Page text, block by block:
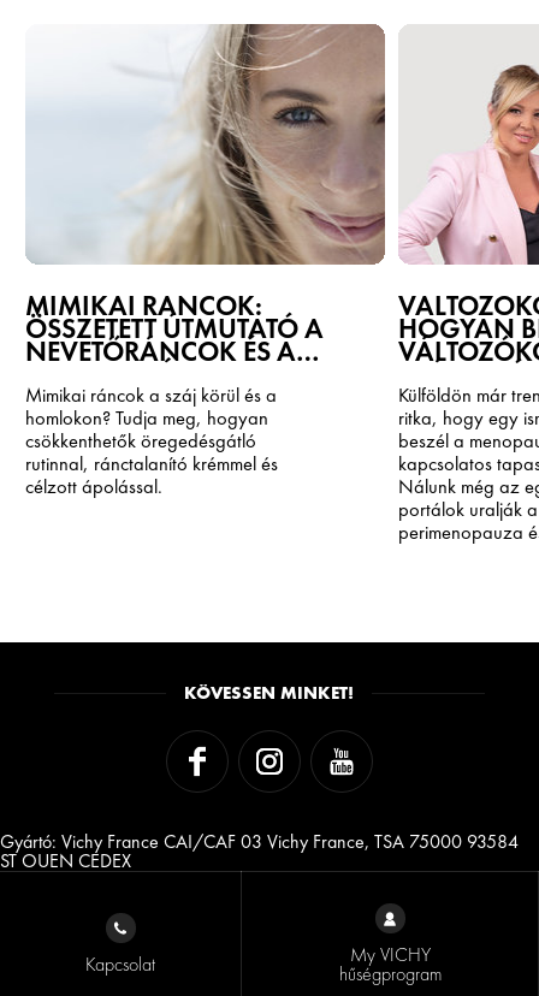
MIMIKAI RÁNCOK:
ÖSSZETETT ÚTMUTATÓ A
NEVETŐRÁNCOK ÉS A
HOMLOKRÁNCOK
MEGELŐZÉSÉÉRT ÉS
KORREKCIÓJÁÉRT
Mimikai ráncok a száj körül és a
homlokon? Tudja meg, hogyan
csökkenthetők öregedésgátló
rutinnal, ránctalanító krémmel és
célzott ápolással.
HOGYAN
VICHY
Külföldön már
ritka, hogy egy
beszél a
kapcsolatos
Nálunk még az
portálok uralják
perimenopauza
szükség van, de
igazán
KÖVESSEN MINKET!
Gyártó: Vichy France CAI/CAF 03 Vichy France, TSA 75000 93584
ST OUEN CEDEX
Kapcsolat My VICHY
hűségprogram